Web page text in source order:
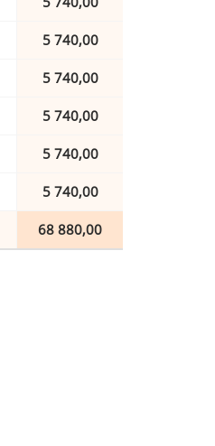
5 740,00
5 740,00
5 740,00
5 740,00
5 740,00
68 880,00